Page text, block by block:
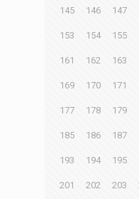
145 146 147
153 154 155
161 162 163
169 170 171
177 178 179
185 186 187
193 194 195
201 202 203